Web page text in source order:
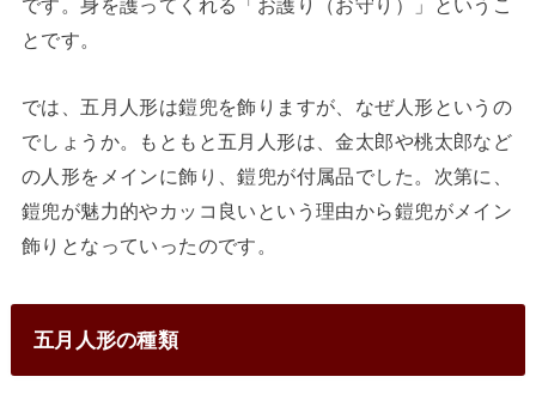
です。身を護ってくれる「お護り（お守り）」というこ
とです。
では、五月人形は鎧兜を飾りますが、なぜ人形というの
でしょうか。もともと五月人形は、金太郎や桃太郎など
の人形をメインに飾り、鎧兜が付属品でした。次第に、
鎧兜が魅力的やカッコ良いという理由から鎧兜がメイン
飾りとなっていったのです。
五月人形の種類